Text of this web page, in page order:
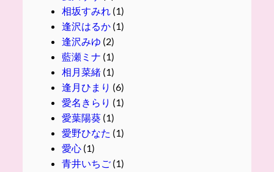
相坂すみれ(1)
逢沢はるか(1)
逢沢みゆ (2)
藍瀬ミナ (1)
相月菜緒(1)
逢月ひまり (6)
愛名きらり (1)
愛葉陽葵(1)
愛野ひなた (1)
愛心(1)
青井いちご(1)